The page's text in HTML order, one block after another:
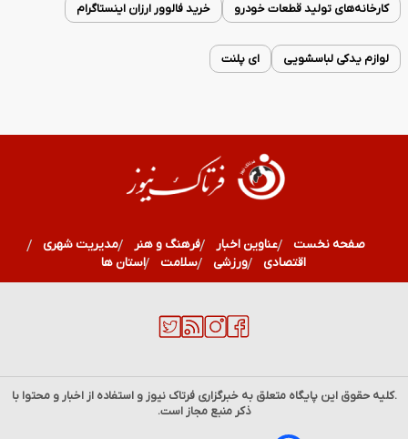
کارخانه‌های تولید قطعات خودرو خرید فالوور ارزان اینستاگرام
لوازم یدکی لباسشویی ای پلنت
صفحه نخست عناوین اخبار فرهنگ و هنر
مدیریت شهری
اقتصادی
ورزشی سلامت استان ها
.کلیه حقوق این پایگاه متعلق به خبرگزاریفرتاک نیوزو استفاده از اخبار و محتوا با
ذکر منبع مجاز است.